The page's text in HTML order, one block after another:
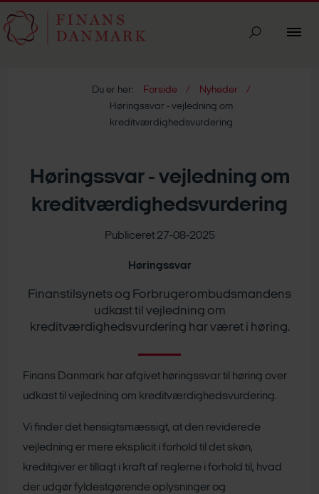
Du er her: Forside
Nyheder
Høringssvar - vejledning om
kreditværdighedsvurdering
Høringssvar - vejledning om
kreditværdighedsvurdering
Publiceret 27-08-2025
Høringssvar
Finanstilsynets og Forbrugerombudsmandens
udkast til vejledning om
kreditværdighedsvurdering har været i høring.
Finans Danmark har afgivet høringssvar til høring over
udkast til vejledning om kreditværdighedsvurdering.
Vi finder det hensigtsmæssigt, at den reviderede
vejledning er mere eksplicit i forhold til det skøn,
kreditgiver er tillagt i kraft af reglerne i forhold til, hvad
der udgør fyldestgørende oplysninger og